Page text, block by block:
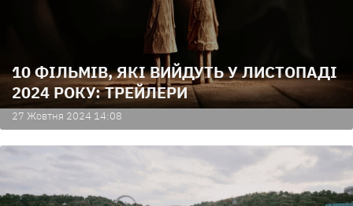
10 ФІЛЬМІВ, ЯКІ ВИЙДУТЬ У ЛИСТОПАДІ
2024 РОКУ: ТРЕЙЛЕРИ
27 Жовтня 2024 14:08